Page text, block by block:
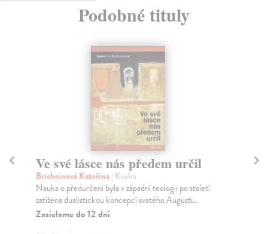
Podobné tituly
Ve své lásce nás předem určil
Brichcínová Kateřina| Kniha
Nauka o předurčení byla v západní teologii po staletí
zatížena dualistickou koncepcí svatého Augusti...
Zasielame do 12 dní